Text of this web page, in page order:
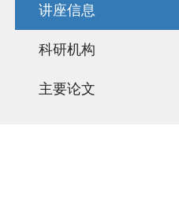
讲座信息
科研机构
主要论文